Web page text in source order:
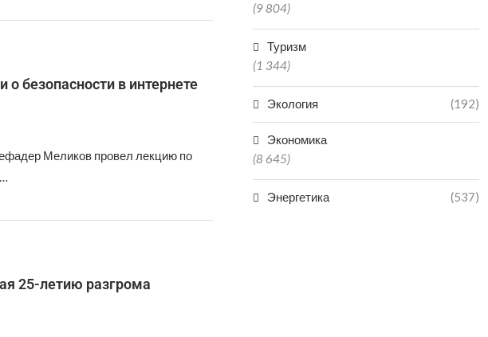
безопасности в интернете
Меликов провел лекцию по
25-летию разгрома
(9 804)
Туризм
(1 344)
Экология (192)
Экономика
(8 645)
Энергетика (537)